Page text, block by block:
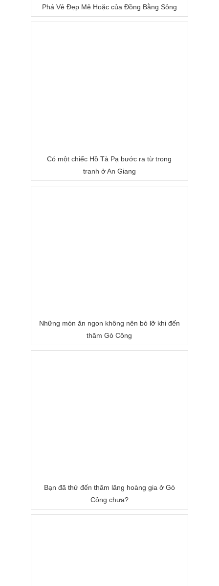
Phá Vẻ Đẹp Mê Hoặc của Đồng Bằng Sông
Nước
Có một chiếc Hồ Tà Pạ bước ra từ trong
tranh ở An Giang
Những món ăn ngon không nên bỏ lỡ khi đến
thăm Gò Công
Bạn đã thử đến thăm lăng hoàng gia ở Gò
Công chưa?